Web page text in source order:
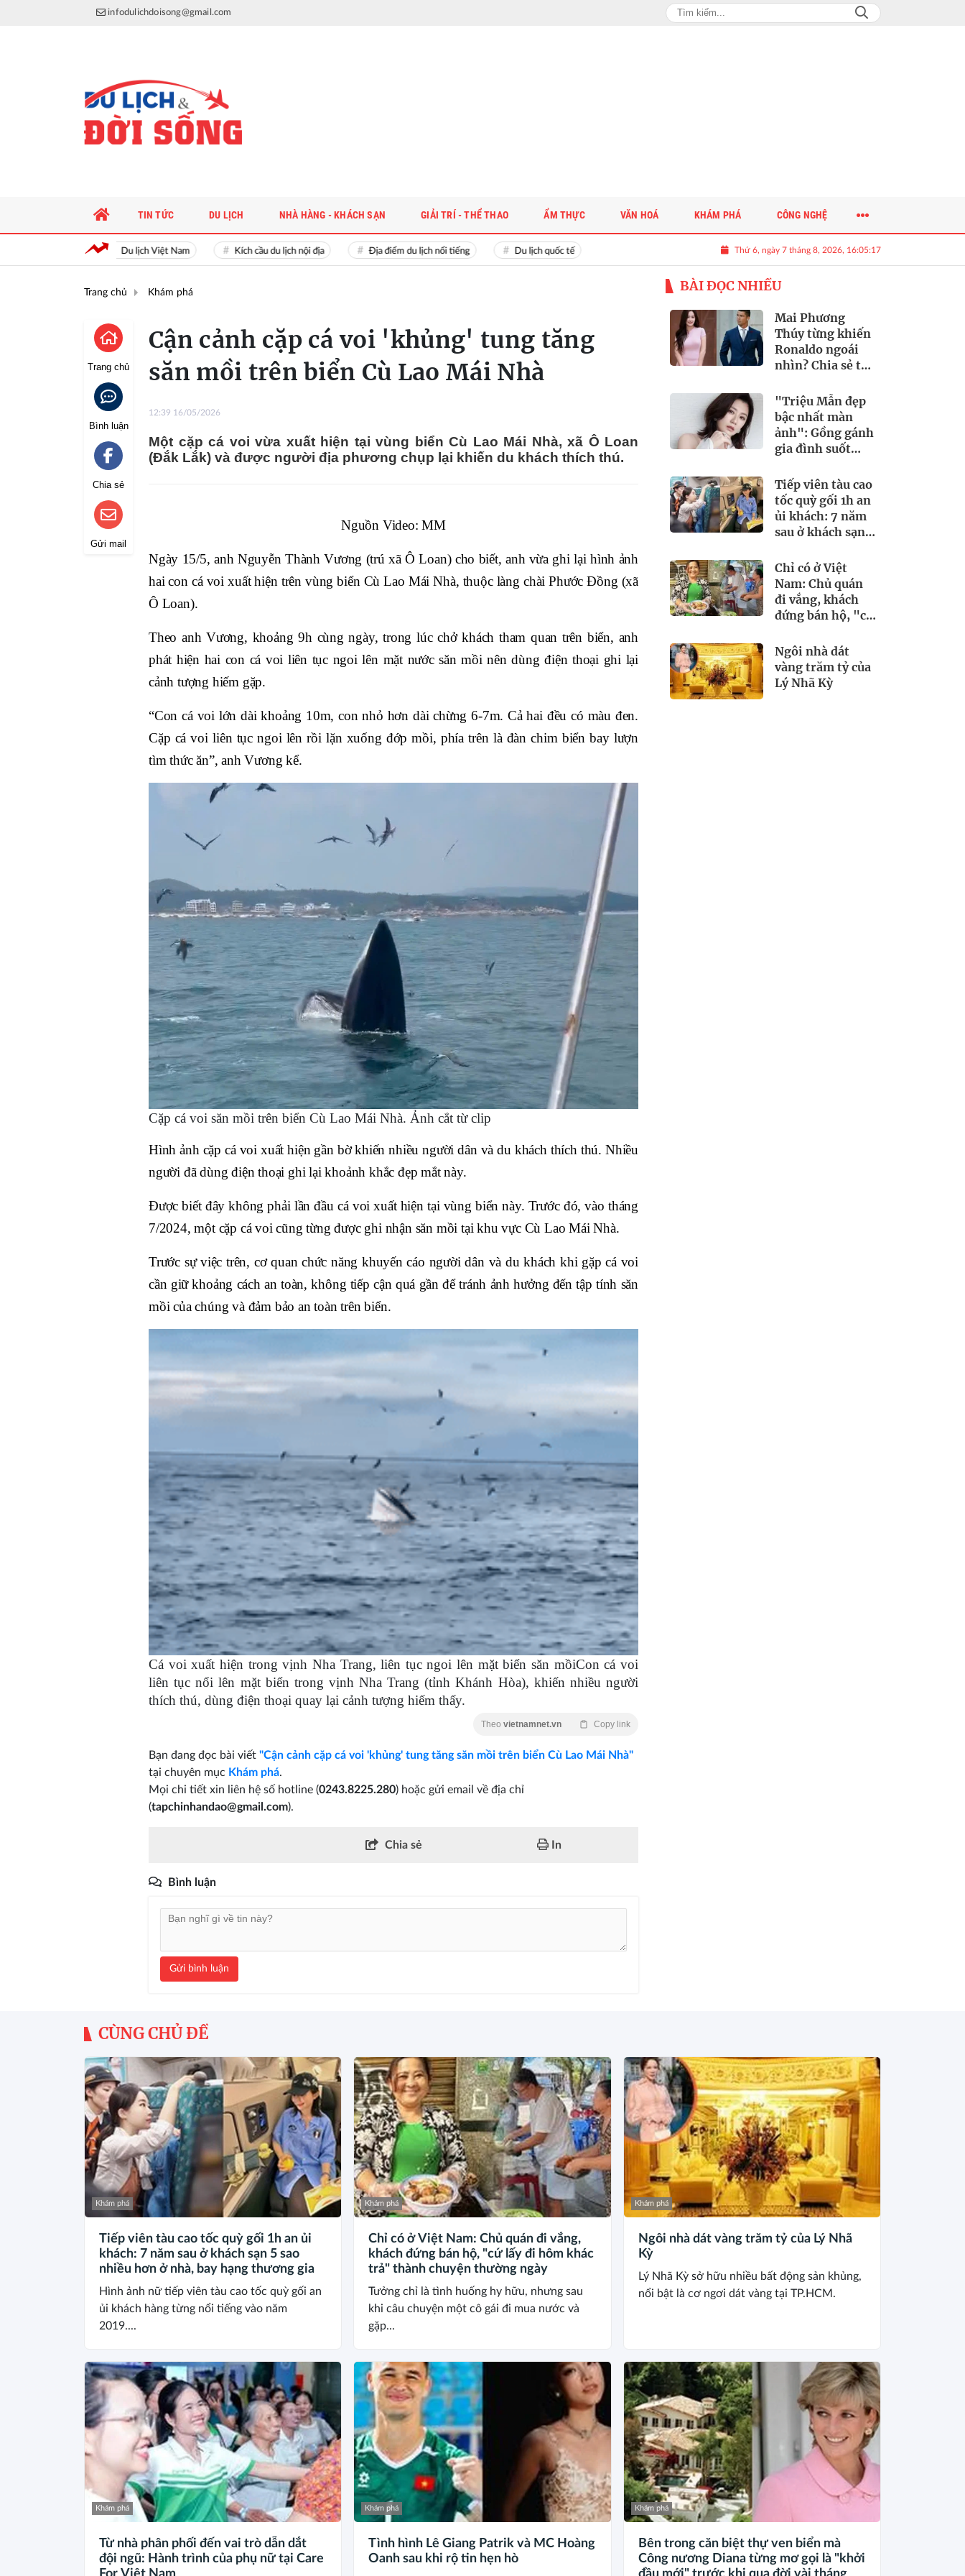
infodulichdoisong@gmail.com
Du lịch Việt Nam Kích cầu du lịch nội địa Địa điểm du lịch nổi tiếng Du lịch quốc tế Thứ 6, ngày 7 tháng 8, 2026, 16:05:19
TIN TỨC DU LỊCH NHÀ HÀNG - KHÁCH SẠN GIẢI TRÍ - THỂ THAO ẨM THỰC VĂN HOÁ KHÁM PHÁ CÔNG NGHỆ
Trang chủ Khám phá
Trang chủ
Bình luận
Chia sẻ
Gửi mail
Cận cảnh cặp cá voi 'khủng' tung tăng
săn mồi trên biển Cù Lao Mái Nhà
12:39 16/05/2026
Một cặp cá voi vừa xuất hiện tại vùng biển Cù Lao Mái Nhà, xã Ô Loan
(Đắk Lắk) và được người địa phương chụp lại khiến du khách thích thú.
Nguồn Video: MM
Ngày 15/5, anh Nguyễn Thành Vương (trú xã Ô Loan) cho biết, anh vừa ghi lại hình ảnh
hai con cá voi xuất hiện trên vùng biển Cù Lao Mái Nhà, thuộc làng chài Phước Đồng (xã
Ô Loan).
Theo anh Vương, khoảng 9h cùng ngày, trong lúc chở khách tham quan trên biển, anh
phát hiện hai con cá voi liên tục ngoi lên mặt nước săn mồi nên dùng điện thoại ghi lại
cảnh tượng hiếm gặp.
“Con cá voi lớn dài khoảng 10m, con nhỏ hơn dài chừng 6-7m. Cả hai đều có màu đen.
Cặp cá voi liên tục ngoi lên rồi lặn xuống đớp mồi, phía trên là đàn chim biển bay lượn
tìm thức ăn”, anh Vương kể.
Cặp cá voi săn mồi trên biển Cù Lao Mái Nhà. Ảnh cắt từ clip
Hình ảnh cặp cá voi xuất hiện gần bờ khiến nhiều người dân và du khách thích thú. Nhiều
người đã dùng điện thoại ghi lại khoảnh khắc đẹp mắt này.
Được biết đây không phải lần đầu cá voi xuất hiện tại vùng biển này. Trước đó, vào tháng
7/2024, một cặp cá voi cũng từng được ghi nhận săn mồi tại khu vực Cù Lao Mái Nhà.
Trước sự việc trên, cơ quan chức năng khuyến cáo người dân và du khách khi gặp cá voi
cần giữ khoảng cách an toàn, không tiếp cận quá gần để tránh ảnh hưởng đến tập tính săn
mồi của chúng và đảm bảo an toàn trên biển.
Cá voi xuất hiện trong vịnh Nha Trang, liên tục ngoi lên mặt biển săn mồiCon cá voi
liên tục nổi lên mặt biển trong vịnh Nha Trang (tỉnh Khánh Hòa), khiến nhiều người
thích thú, dùng điện thoại quay lại cảnh tượng hiếm thấy.
Theo vietnamnet.vn Copy link
Bạn đang đọc bài viết "Cận cảnh cặp cá voi 'khủng' tung tăng săn mồi trên biển Cù Lao Mái Nhà"
tại chuyên mục Khám phá.
Mọi chi tiết xin liên hệ số hotline (0243.8225.280) hoặc gửi email về địa chỉ
(tapchinhandao@gmail.com).
Chia sẻ In
Bình luận
Gửi bình luận
BÀI ĐỌC NHIỀU
Mai Phương
Thúy từng khiến
Ronaldo ngoái
nhìn? Chia sẻ từ
ngờ gây sốt trở
lại
"Triệu Mẫn đẹp
bậc nhất màn
ảnh": Gồng gánh
gia đình suốt
chồng liên lụy
Tiếp viên tàu cao
tốc quỳ gối 1h an
ủi khách: 7 năm
sau ở khách sạn 5
nhà, bay hạng
thương gia
Chỉ có ở Việt
Nam: Chủ quán
đi vắng, khách
đứng bán hộ, "cứ
trả" thành
chuyện thường
ngày
Ngôi nhà dát
vàng trăm tỷ của
Lý Nhã Kỳ
CÙNG CHỦ ĐỀ
Khám phá
Tiếp viên tàu cao tốc quỳ gối 1h an ủi
khách: 7 năm sau ở khách sạn 5 sao
nhiều hơn ở nhà, bay hạng thương gia
Hình ảnh nữ tiếp viên tàu cao tốc quỳ gối an
ủi khách hàng từng nổi tiếng vào năm
2019....
Khám phá
Chỉ có ở Việt Nam: Chủ quán đi vắng,
khách đứng bán hộ, "cứ lấy đi hôm khác
trả" thành chuyện thường ngày
Tưởng chỉ là tình huống hy hữu, nhưng sau
khi câu chuyện một cô gái đi mua nước và
gặp...
Khám phá
Ngôi nhà dát vàng trăm tỷ của Lý Nhã
Kỳ
Lý Nhã Kỳ sở hữu nhiều bất động sản khủng,
nổi bật là cơ ngơi dát vàng tại TP.HCM.
Khám phá
Từ nhà phân phối đến vai trò dẫn dắt
đội ngũ: Hành trình của phụ nữ tại Care
Khám phá
Tình hình Lê Giang Patrik và MC Hoàng
Oanh sau khi rộ tin hẹn hò
Khám phá
Bên trong căn biệt thự ven biển mà
Công nương Diana từng mơ gọi là "khởi